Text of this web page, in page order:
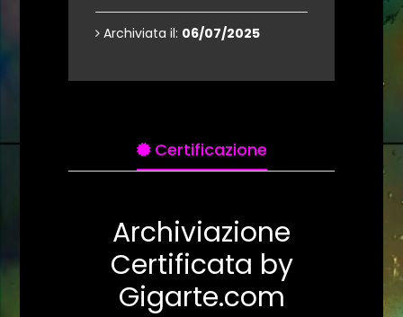
Archiviata il: 06/07/2025
Certificazione
Archiviazione
Certificata by
Gigarte.com